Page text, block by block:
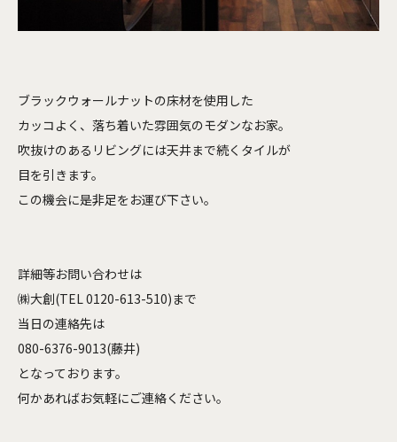
ブラックウォールナットの床材を使用した
カッコよく、落ち着いた雰囲気のモダンなお家。
吹抜けのあるリビングには天井まで続くタイルが
目を引きます。
この機会に是非足をお運び下さい。
詳細等お問い合わせは
㈱大創(TEL 0120-613-510)まで
当日の連絡先は
080-6376-9013(藤井)
となっております。
何かあればお気軽にご連絡ください。